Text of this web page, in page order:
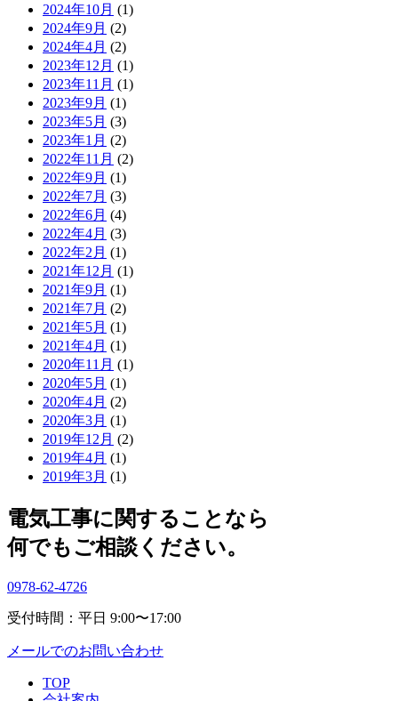
2024年10月 (1)
2024年9月 (2)
2024年4月 (2)
2023年12月 (1)
2023年11月 (1)
2023年9月 (1)
2023年5月 (3)
2023年1月 (2)
2022年11月 (2)
2022年9月 (1)
2022年7月 (3)
2022年6月 (4)
2022年4月 (3)
2022年2月 (1)
2021年12月 (1)
2021年9月 (1)
2021年7月 (2)
2021年5月 (1)
2021年4月 (1)
2020年11月 (1)
2020年5月 (1)
2020年4月 (2)
2020年3月 (1)
2019年12月 (2)
2019年4月 (1)
2019年3月 (1)
電気工事に関することなら
何でもご相談ください。
0978-62-4726
受付時間：平日 9:00〜17:00
メールでのお問い合わせ
TOP